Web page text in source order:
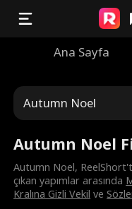
Ana Sayfa
Autumn Noel
Autumn Noel
Autumn Noel,
çıkan yapımlar arasında
Kralına Gizli Vekil ve